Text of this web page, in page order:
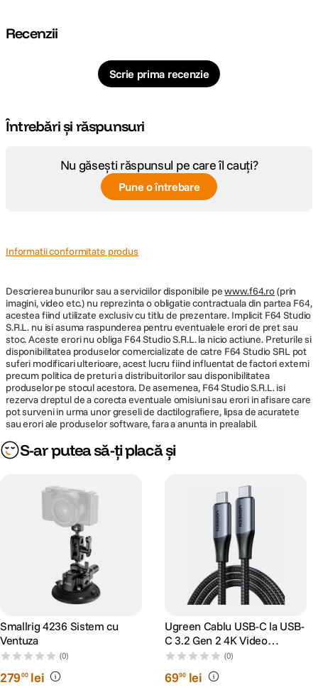
Recenzii
Scrie prima recenzie
Întrebări și răspunsuri
Nu găsești răspunsul pe care îl cauți?
Pune o întrebare
Informatii conformitate produs
Descrierea bunurilor sau a serviciilor disponibile pewww.f64.ro(prin
imagini, video etc.) nu reprezinta o obligatie contractuala din partea F64,
acestea fiind utilizate exclusiv cu titlu de prezentare. Implicit F64 Studio
S.R.L. nu isi asuma raspunderea pentru eventualele erori de pret sau
stoc. Aceste erori nu obliga F64 Studio S.R.L. la nicio actiune. Preturile si
disponibilitatea produselor comercializate de catre F64 Studio SRL pot
suferi modificari ulterioare, acest lucru fiind influentat de factori externi
precum politica de preturi a distribuitorilor sau disponibilitatea
produselor pe stocul acestora. De asemenea, F64 Studio S.R.L. isi
rezerva dreptul de a corecta eventuale omisiuni sau erori in afisare care
pot surveni in urma unor greseli de dactilografiere, lipsa de acuratete
sau erori ale produselor software, fara a anunta in prealabil.
S-ar putea să-ți placă și
Smallrig 4236 Sistem cu
Ventuza
(0)
27900 lei
Ugreen Cablu USB-C la USB-
C 3.2 Gen 2 4K Video
Monitor Display 10Gbps
240W Power Delivery 1m
Negru
(0)
6990 lei